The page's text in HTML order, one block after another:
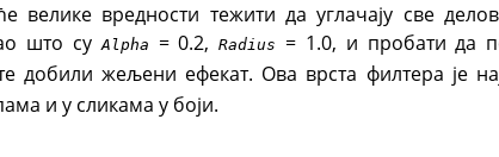
велике вредности тежити да углачају све
што суAlpha = 0.2,Radius
= 1.0, и пробати да
добили жељени ефекат. Ова врста филтера је
и у сликама у боји.